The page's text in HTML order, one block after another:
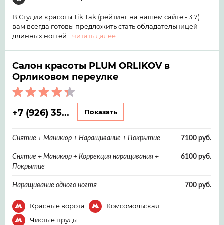
В Студии красоты Tik Tak (рейтинг на нашем сайте - 3.7)
вам всегда готовы предложить стать обладательницей
длинных ногтей…читать далее
Салон красоты PLUM ORLIKOV в
Орликовом переулке
+7 (926) 35... Показать
Снятие + Маникюр + Наращивание + Покрытие 7100 руб.
Снятие + Маникюр + Коррекция наращивания +
Покрытие
6100 руб.
Наращивание одного ногтя 700 руб.
Красные ворота
Комсомольская
Чистые пруды